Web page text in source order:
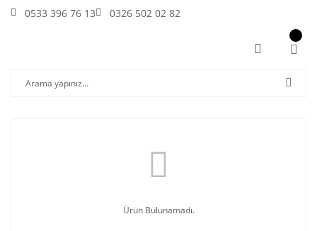
0533 396 76 13 0326 502 02 82
Ürün Bulunamadı.